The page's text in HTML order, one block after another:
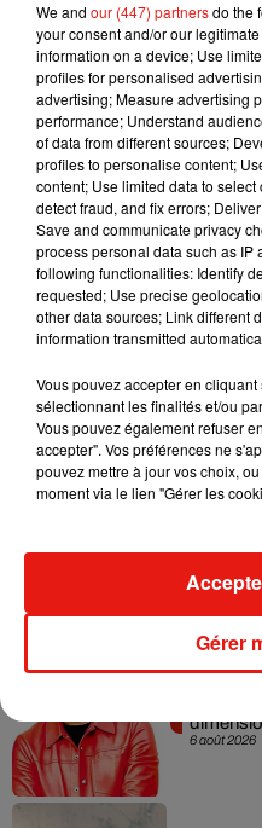
effectués dans plusieurs
monument.
(Avec AFP)
Musique
7 août 2026
RÜFÜS
album
7 août 2026
6 août 2026
We and our (447) partnersdo the
your consent and/or our
information on a device; Use
profiles for personalised
advertising; Measure advertising
performance; Understand
of data from different sources;
profiles to personalise content;
content; Use limited data to
detect fraud, and fix errors;
Save and communicate privacy
process personal data such as IP
following functionalities: Identify
requested; Use precise
other data sources; Link different
information transmitted
Vous pouvez accepter en
sélectionnant les finalités et/ou
Vous pouvez également refuser
accepter". Vos préférences ne
pouvez mettre à jour vos choix,
moment via le lien "Gérer les
Gérer